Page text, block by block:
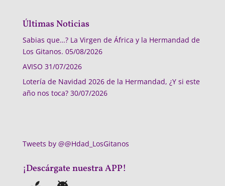
Últimas Noticias
Sabias que…? La Virgen de África y la Hermandad de
Los Gitanos. 05/08/2026
AVISO 31/07/2026
Lotería de Navidad 2026 de la Hermandad, ¿Y si este
año nos toca? 30/07/2026
Tweets by @@Hdad_LosGitanos
¡Descárgate nuestra APP!